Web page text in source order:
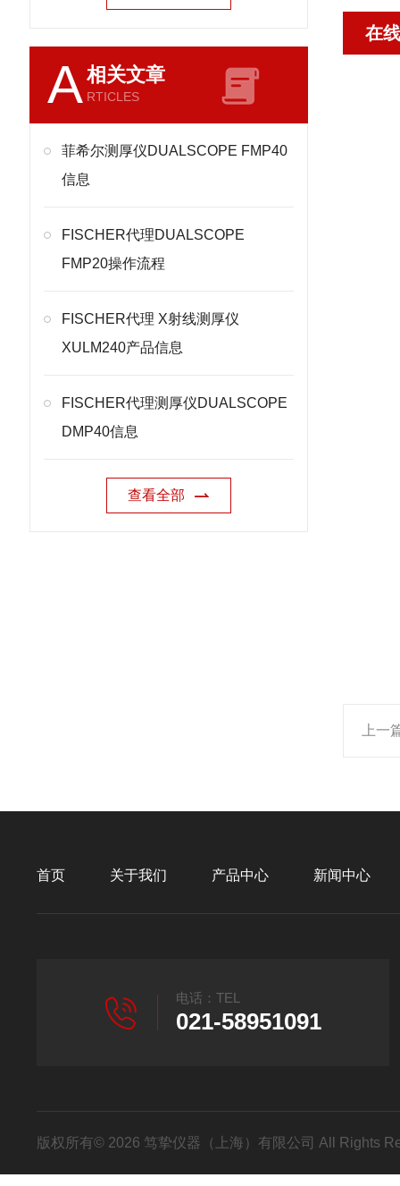
A相关文章
RTICLES
菲希尔测厚仪DUALSCOPE FMP40
信息
FISCHER代理DUALSCOPE
FMP20操作流程
FISCHER代理 X射线测厚仪
XULM240产品信息
FISCHER代理测厚仪DUALSCOPE
DMP40信息
查看全部
在
上一
首页 关于我们 产品中心 新闻中心
电话：TEL
021-58951091
版权所有© 2026 笃挚仪器（上海）有限公司 All Rights